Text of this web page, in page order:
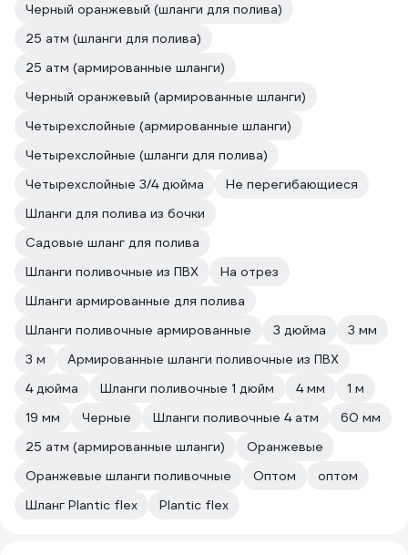
Черный оранжевый (шланги для полива)
25 атм (шланги для полива)
25 атм (армированные шланги)
Черный оранжевый (армированные шланги)
Четырехслойные (армированные шланги)
Четырехслойные (шланги для полива)
Четырехслойные 3/4 дюйма
Не перегибающиеся
Шланги для полива из бочки
Садовые шланг для полива
Шланги поливочные из ПВХ
На отрез
Шланги армированные для полива
Шланги поливочные армированные
3 дюйма
3 мм
3 м
Армированные шланги поливочные из ПВХ
4 дюйма
Шланги поливочные 1 дюйм 4 мм
1 м
19 мм
Черные Шланги поливочные 4 атм
60 мм
25 атм (армированные шланги)
Оранжевые
Оранжевые шланги поливочные
Оптом
оптом
Шланг Plantic flex
Plantic flex